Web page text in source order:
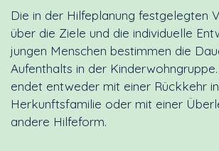
Die in der Hilfeplanung festgelegten
über die Ziele und die individuelle
jungen Menschen bestimmen die
Aufenthalts in der
endet entweder mit einer Rückkehr
Herkunftsfamilie oder mit einer
andere Hilfeform.